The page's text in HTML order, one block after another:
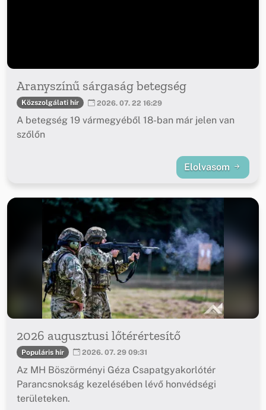
Aranyszínű sárgaság betegség
Közszolgálati hír 2026. 07. 22 16:29
A betegség 19 vármegyéből 18-ban már jelen van
szőlőn
Elolvasom
2026 augusztusi lőtérértesítő
Populáris hír 2026. 07. 29 09:31
Az MH Böszörményi Géza Csapatgyakorlótér
Parancsnokság kezelésében lévő honvédségi
területeken.